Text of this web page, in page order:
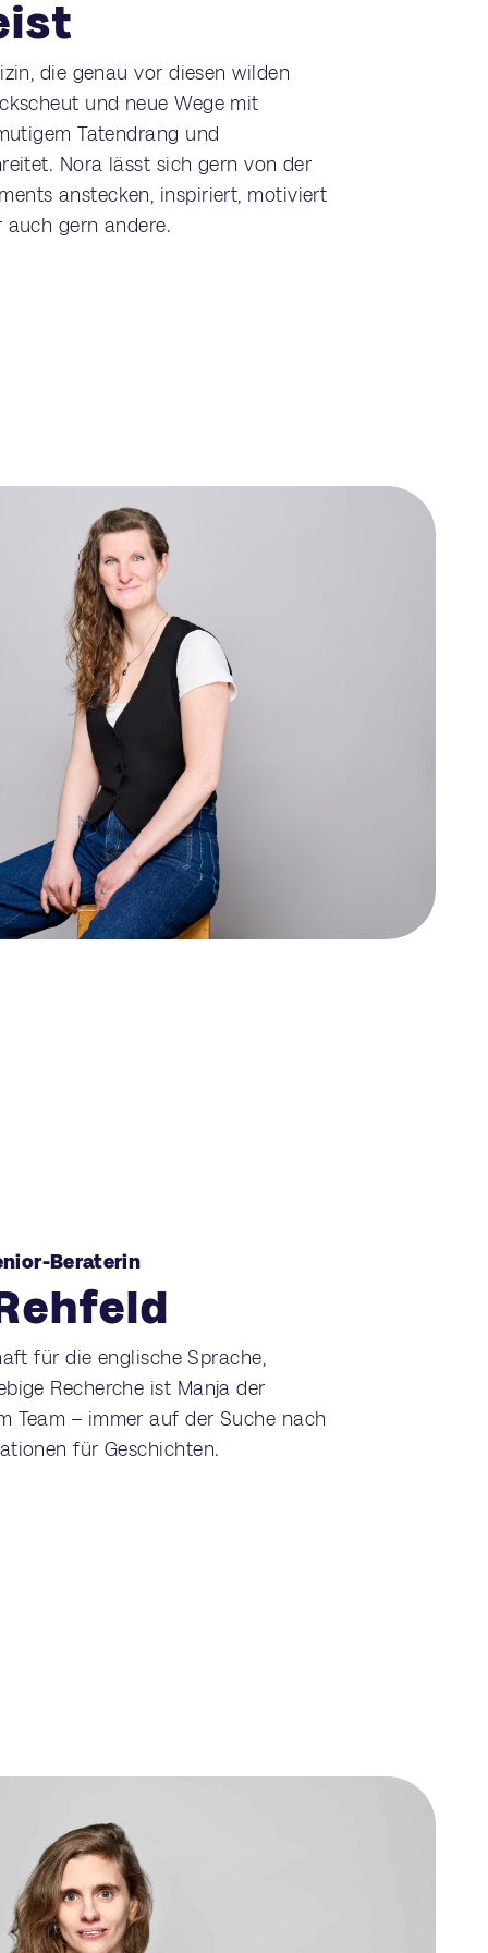
die genau vor diesen wilden
und neue Wege mit
Tatendrang und
Nora lässt sich gern von der
anstecken, inspiriert, motiviert
gern andere.
Beraterin
für die englische Sprache,
Recherche ist Manja der
Team – immer auf der Suche nach
für Geschichten.